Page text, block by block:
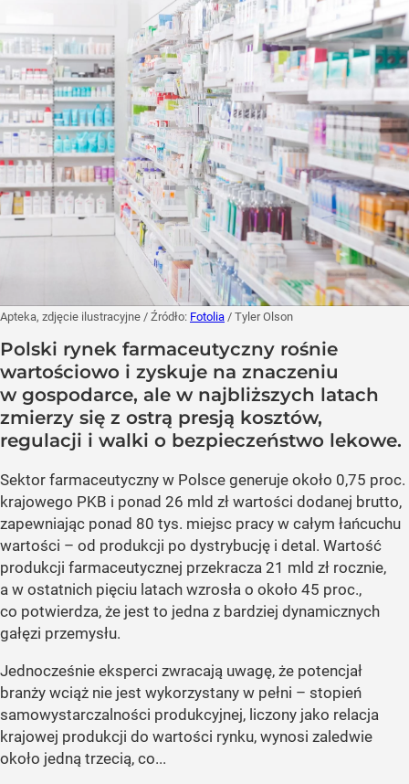
Apteka, zdjęcie ilustracyjne / Źródło: Fotolia / Tyler Olson
Polski rynek farmaceutyczny rośnie
wartościowo i zyskuje na znaczeniu
w gospodarce, ale w najbliższych latach
zmierzy się z ostrą presją kosztów,
regulacji i walki o bezpieczeństwo lekowe.
Sektor farmaceutyczny w Polsce generuje około 0,75 proc.
krajowego PKB i ponad 26 mld zł wartości dodanej brutto,
zapewniając ponad 80 tys. miejsc pracy w całym łańcuchu
wartości – od produkcji po dystrybucję i detal. Wartość
produkcji farmaceutycznej przekracza 21 mld zł rocznie,
a w ostatnich pięciu latach wzrosła o około 45 proc.,
co potwierdza, że jest to jedna z bardziej dynamicznych
gałęzi przemysłu.
Jednocześnie eksperci zwracają uwagę, że potencjał
branży wciąż nie jest wykorzystany w pełni – stopień
samowystarczalności produkcyjnej, liczony jako relacja
krajowej produkcji do wartości rynku, wynosi zaledwie
około jedną trzecią, co...